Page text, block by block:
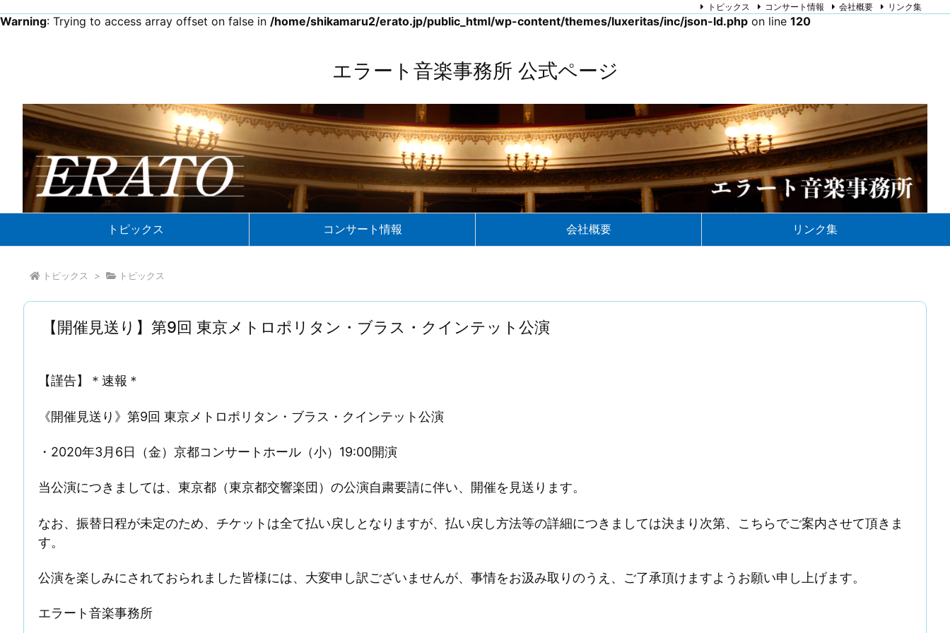
Warning: Trying to access array offset on false in /home/shikamaru2/erato.jp/public_html/wp-content/themes/luxeritas/inc/json-ld.php on line 120
エラート音楽事務所 公式ページ
トピックス コンサート情報 会社概要 リンク集
トピックス コンサート情報 会社概要 リンク集
トピックス > トピックス
【開催見送り】第9回 東京メトロポリタン・ブラス・クインテット公演
【謹告】＊速報＊
《開催見送り》第9回 東京メトロポリタン・ブラス・クインテット公演
・2020年3月6日（金）京都コンサートホール（小）19:00開演
当公演につきましては、東京都（東京都交響楽団）の公演自粛要請に伴い、開催を見送ります。
なお、振替日程が未定のため、チケットは全て払い戻しとなりますが、払い戻し方法等の詳細につきましては決まり次第、こちらでご案内させて頂きま
す。
公演を楽しみにされておられました皆様には、大変申し訳ございませんが、事情をお汲み取りのうえ、ご了承頂けますようお願い申し上げます。
エラート音楽事務所